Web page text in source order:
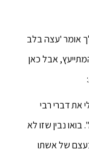
אומר 'עצה בלב
אבל כאן
את דברי רבי
נבין שזו לא
של אשתו